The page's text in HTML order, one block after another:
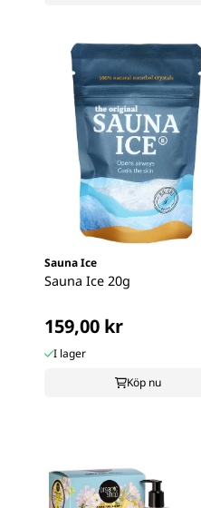
Sauna Ice
Sauna Ice 20g
159,00 kr
I lager
Köp nu